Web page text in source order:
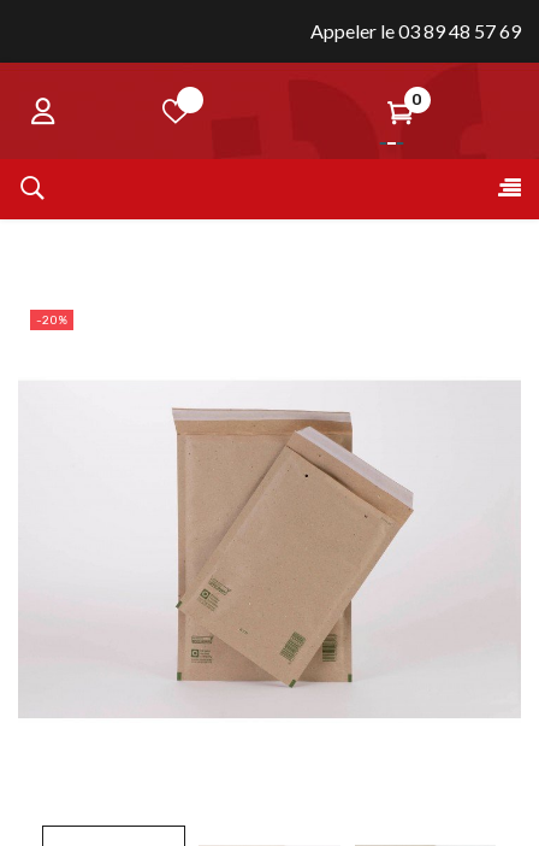
Appeler le 03 89 48 57 69
0
la
☰
-20%